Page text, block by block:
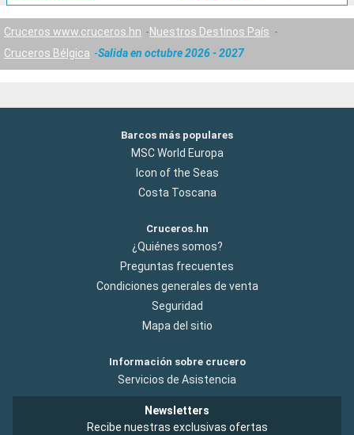
Cruceros www.cruceros.hn
Nuestros Destinos País
Cruceros Bélgica
Salida en octubre 2026 - 2027
Barcos más populares
MSC World Europa
Icon of the Seas
Costa Toscana
Cruceros.hn
¿Quiénes somos?
Preguntas frecuentes
Condiciones generales de venta
Seguridad
Mapa del sitio
Información sobre crucero
Servicios de Asistencia
Newsletters
Recibe nuestras exclusivas ofertas